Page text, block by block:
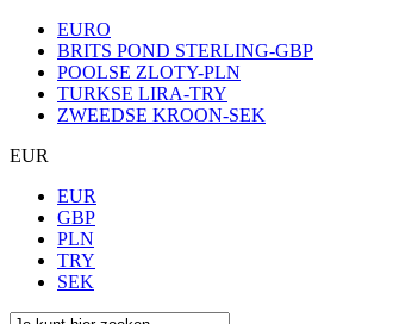
EURO
BRITS POND STERLING-GBP
POOLSE ZLOTY-PLN
TURKSE LIRA-TRY
ZWEEDSE KROON-SEK
EUR
EUR
GBP
PLN
TRY
SEK